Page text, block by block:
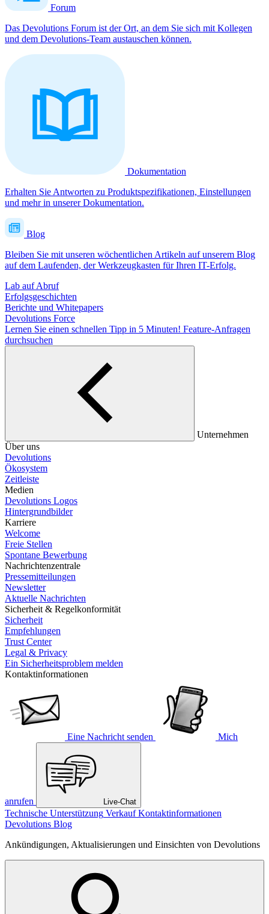
Forum
Das Devolutions Forum ist der Ort, an dem Sie sich mit Kollegen
und dem Devolutions-Team austauschen können.
Dokumentation
Erhalten Sie Antworten zu Produktspezifikationen, Einstellungen
und mehr in unserer Dokumentation.
Blog
Bleiben Sie mit unseren wöchentlichen Artikeln auf unserem Blog
auf dem Laufenden, der Werkzeugkasten für Ihren IT-Erfolg.
Lab auf Abruf
Erfolgsgeschichten
Berichte und Whitepapers
Devolutions Force
Lernen Sie einen schnellen Tipp in 5 Minuten! Feature-Anfragen
durchsuchen
Unternehmen
Über uns
Devolutions
Ökosystem
Zeitleiste
Medien
Devolutions Logos
Hintergrundbilder
Karriere
Welcome
Freie Stellen
Spontane Bewerbung
Nachrichtenzentrale
Pressemitteilungen
Newsletter
Aktuelle Nachrichten
Sicherheit & Regelkonformität
Sicherheit
Empfehlungen
Trust Center
Legal & Privacy
Ein Sicherheitsproblem melden
Kontaktinformationen
Eine Nachricht senden Mich
anrufen Live-Chat
Technische Unterstützung Verkauf Kontaktinformationen
Devolutions Blog
Ankündigungen, Aktualisierungen und Einsichten von Devolutions